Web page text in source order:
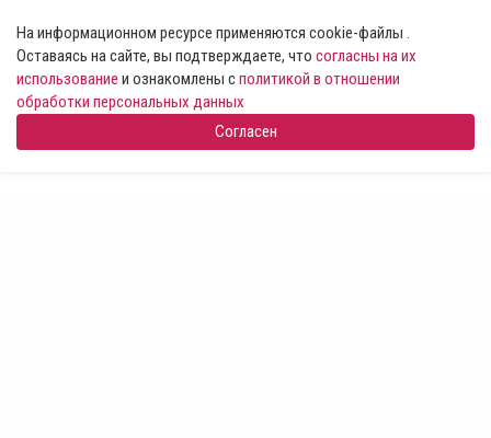
На информационном ресурсе применяются cookie-файлы .
Оставаясь на сайте, вы подтверждаете, что согласны на их
использование и ознакомлены сполитикой в отношении
обработки персональных данных
Согласен